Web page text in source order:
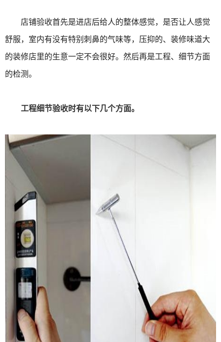
店铺验收首先是进店后给人的整体感觉，是否让人感觉
舒服，室内有没有特别刺鼻的气味等，压抑的、装修味道大
的装修店里的生意一定不会很好。然后再是工程、细节方面
的检测。
工程细节验收时有以下几个方面。